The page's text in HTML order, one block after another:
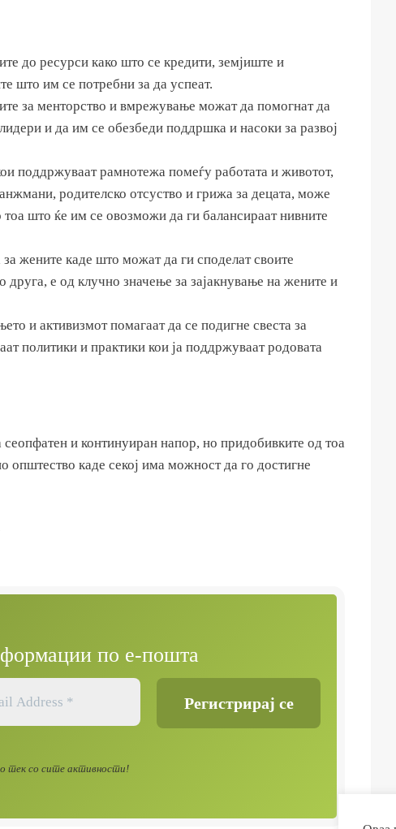
до ресурси како што се кредити, земјиште и
што им се потребни за да успеат.
за менторство и вмрежување можат да помогнат да
и да им се обезбеди поддршка и насоки за развој
поддржуваат рамнотежа помеѓу работата и животот,
родителско отсуство и грижа за децата, може
тоа што ќе им се овозможи да ги балансираат нивните
жените каде што можат да ги споделат своите
друга, е од клучно значење за зајакнување на жените и
и активизмот помагаат да се подигне свеста за
политики и практики кои ја поддржуваат родовата
и континуиран напор, но придобивките од тоа
општество каде секој има можност да го достигне
по е-пошта
тек со сите активности!